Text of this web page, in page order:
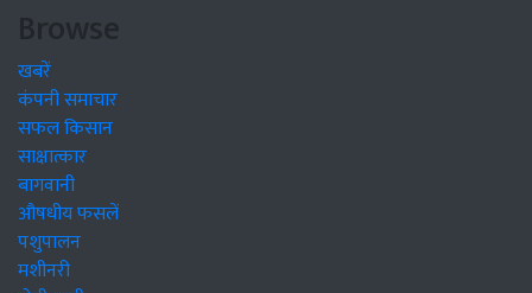
Browse
खबरें
कंपनी समाचार
सफल किसान
साक्षात्कार
बागवानी
औषधीय फसलें
पशुपालन
मशीनरी